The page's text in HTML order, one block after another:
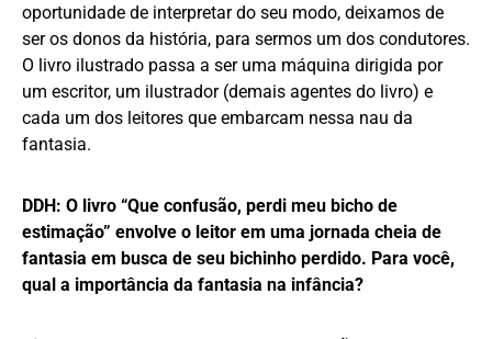
oportunidade de interpretar do seu modo, deixamos de
ser os donos da história, para sermos um dos condutores.
O livro ilustrado passa a ser uma máquina dirigida por
um escritor, um ilustrador (demais agentes do livro) e
cada um dos leitores que embarcam nessa nau da
fantasia.
DDH: O livro “Que confusão, perdi meu bicho de
estimação” envolve o leitor em uma jornada cheia de
fantasia em busca de seu bichinho perdido. Para você,
qual a importância da fantasia na infância?